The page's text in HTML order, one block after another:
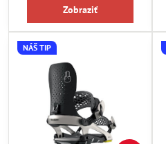
Zobraziť
NÁŠ TIP